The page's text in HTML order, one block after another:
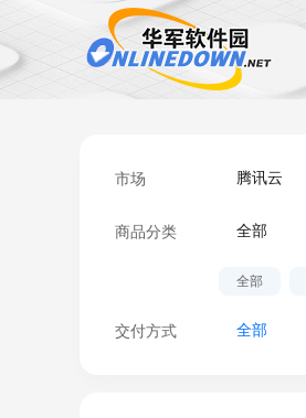
市场 腾讯云
商品分类 全部
全部
交付方式 全部